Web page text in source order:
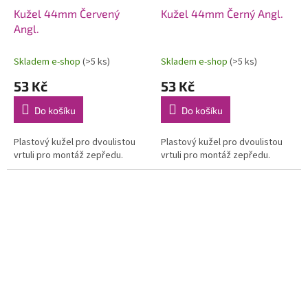
Kužel 44mm Červený
Angl.
Skladem e-shop (>5 ks)
53 Kč
Do košíku
Plastový kužel pro dvoulistou
vrtuli pro montáž zepředu.
Kužel 44mm Černý Angl.
Skladem e-shop (>5 ks)
53 Kč
Do košíku
Plastový kužel pro dvoulistou
vrtuli pro montáž zepředu.